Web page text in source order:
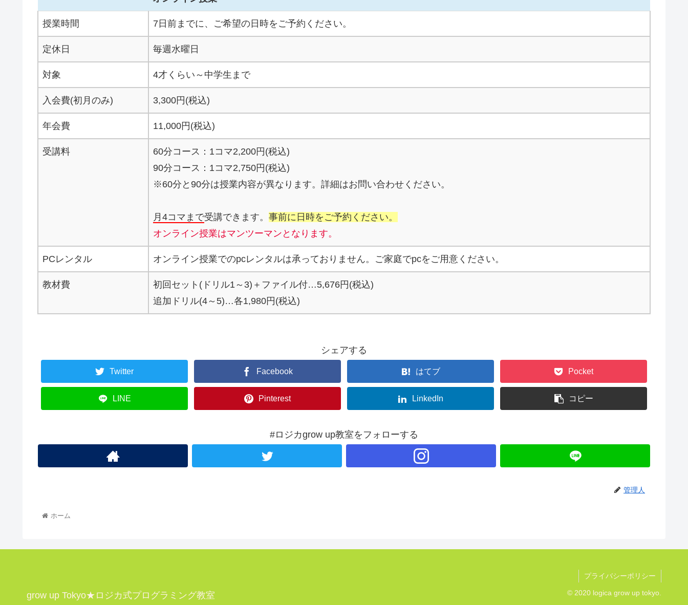
授業時間 7日前までに、ご希望の日時をご予約ください。
定休日 毎週水曜日
対象 4才くらい～中学生まで
入会費(初月のみ) 3,300円(税込)
年会費 11,000円(税込)
受講料
60分コース：1コマ2,200円(税込)
90分コース：1コマ2,750円(税込)
※60分と90分は授業内容が異なります。詳細はお問い合わせください。
月4コマまで受講できます。 事前に日時をご予約ください。
オンライン授業はマンツーマンとなります。
PCレンタル オンライン授業でのpcレンタルは承っておりません。ご家庭でpcをご用意ください。
教材費
初回セット(ドリル1～3)＋ファイル付…5,676円(税込)
追加ドリル(4～5)…各1,980円(税込)
シェアする
Twitter Facebook はてブ Pocket
LINE Pinterest LinkedIn コピー
#ロジカgrow up教室をフォローする
管理人
ホーム
grow up Tokyo★ロジカ式プログラミング教室
プライバシーポリシー
© 2020 logica grow up tokyo.